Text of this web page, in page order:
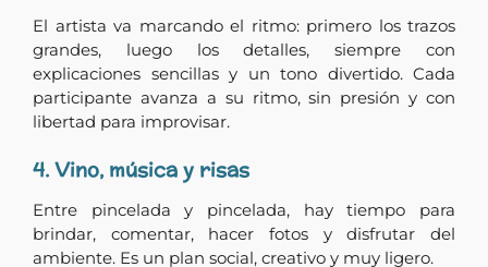
El artista va marcando el ritmo: primero los trazos
grandes, luego los detalles, siempre con
explicaciones sencillas y un tono divertido. Cada
participante avanza a su ritmo, sin presión y con
libertad para improvisar.
4. Vino, música y risas
Entre pincelada y pincelada, hay tiempo para
brindar, comentar, hacer fotos y disfrutar del
ambiente. Es un plan social, creativo y muy ligero.